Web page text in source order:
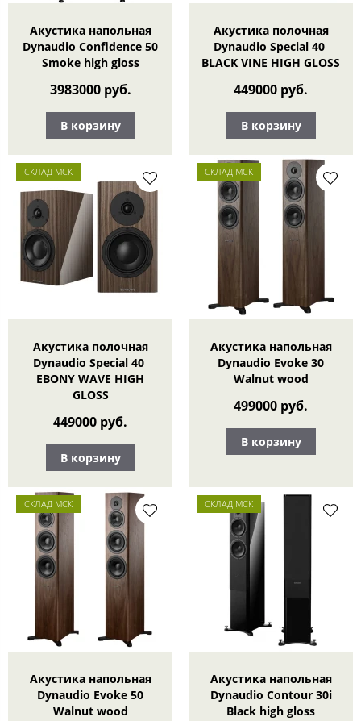
Акустика напольная
Dynaudio Confidence 50
Smoke high gloss
3983000 руб.
В корзину
Акустика полочная
Dynaudio Special 40
BLACK VINE HIGH GLOSS
449000 руб.
В корзину
СКЛАД МСК
Акустика полочная
Dynaudio Special 40
EBONY WAVE HIGH
GLOSS
449000 руб.
В корзину
СКЛАД МСК
Акустика напольная
Dynaudio Evoke 30
Walnut wood
499000 руб.
В корзину
СКЛАД МСК
Акустика напольная
Dynaudio Evoke 50
Walnut wood
СКЛАД МСК
Акустика напольная
Dynaudio Contour 30i
Black high gloss